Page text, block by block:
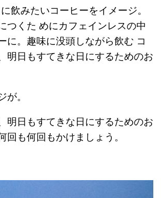
飲みたいコーヒーをイメージ。
つくた めにカフェインレスの中
に。趣味に没頭しながら飲む コ
明日もすてきな日にするためのお
。
明日もすてきな日にするためのお
回も何回もかけましょう。